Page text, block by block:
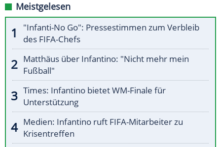
Meistgelesen
"Infanti-No Go": Pressestimmen zum Verbleib
des FIFA-Chefs
Matthäus über Infantino: "Nicht mehr mein
Fußball"
Times: Infantino bietet WM-Finale für
Unterstützung
Medien: Infantino ruft FIFA-Mitarbeiter zu
Krisentreffen